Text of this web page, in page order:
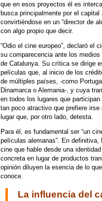
que en esos proyectos él es
busca principalmente por el capital
convirtiéndose en un “director de
con algo propio que decir.
“Odio el cine europeo”, declaró el
su comparecencia ante los
de Catalunya. Su crítica se dirige
películas que, al inicio de los
de múltiples países, -como
Dinamarca o Alemania-, y cuya
en todos los lugares que
tan poco atractivo que prefiere irse
lugar que, por otro lado, detesta.
Para él, es fundamental ser “un
películas alemanas”. En definitiva,
cine que hable desde una
concreta en lugar de productos
opinión diluyen la esencia de lo
conoce.
La influencia del